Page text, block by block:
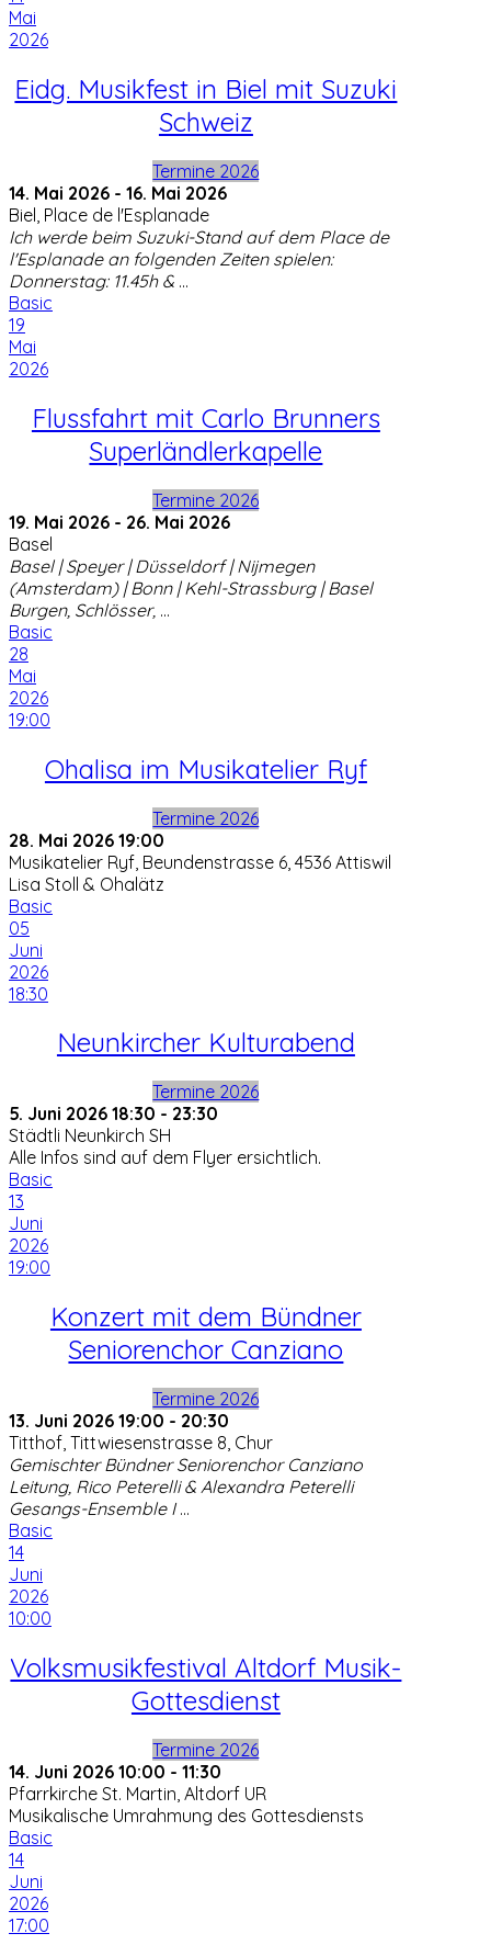
Mai
2026
Eidg. Musikfest in Biel mit Suzuki
Schweiz
Termine 2026
14. Mai 2026 - 16. Mai 2026
Biel, Place de l'Esplanade
Ich werde beim Suzuki-Stand auf dem Place de
l'Esplanade an folgenden Zeiten spielen:
Donnerstag: 11.45h & ...
Basic
19
Mai
2026
Flussfahrt mit Carlo Brunners
Superländlerkapelle
Termine 2026
19. Mai 2026 - 26. Mai 2026
Basel
Basel | Speyer | Düsseldorf | Nijmegen
(Amsterdam) | Bonn | Kehl-Strassburg | Basel
Burgen, Schlösser, ...
Basic
28
Mai
2026
19:00
Ohalisa im Musikatelier Ryf
Termine 2026
28. Mai 2026 19:00
Musikatelier Ryf, Beundenstrasse 6, 4536 Attiswil
Lisa Stoll & Ohalätz
Basic
05
Juni
2026
18:30
Neunkircher Kulturabend
Termine 2026
5. Juni 2026 18:30 - 23:30
Städtli Neunkirch SH
Alle Infos sind auf dem Flyer ersichtlich.
Basic
13
Juni
2026
19:00
Konzert mit dem Bündner
Seniorenchor Canziano
Termine 2026
13. Juni 2026 19:00 - 20:30
Titthof, Tittwiesenstrasse 8, Chur
Gemischter Bündner Seniorenchor Canziano
Leitung, Rico Peterelli & Alexandra Peterelli
Gesangs-Ensemble I...
Basic
14
Juni
2026
10:00
Volksmusikfestival Altdorf Musik-
Gottesdienst
Termine 2026
14. Juni 2026 10:00 - 11:30
Pfarrkirche St. Martin, Altdorf UR
Musikalische Umrahmung des Gottesdiensts
Basic
14
Juni
2026
17:00